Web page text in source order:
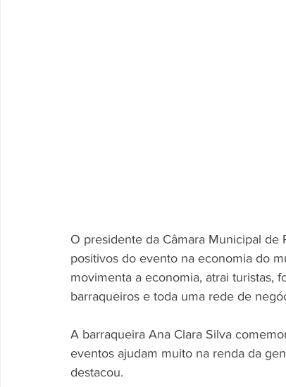
O presidente da Câmara Municipal
positivos do evento na economia do
movimenta a economia, atrai turistas,
barraqueiros e toda uma rede de
A barraqueira Ana Clara Silva
eventos ajudam muito na renda da
destacou.